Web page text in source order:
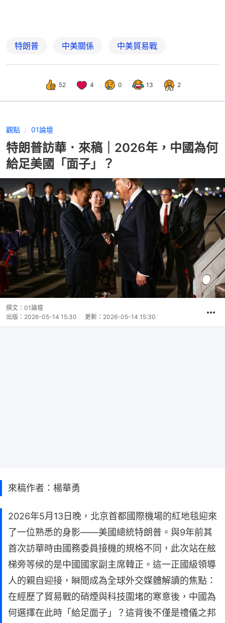
特朗普 中美關係 中美貿易戰
52 4 0 13 2
觀點 01論壇
特朗普訪華．來稿｜2026年，中國為何
給足美國「面子」？
撰文： 01論壇
出版： 2026-05-14 15:30 更新： 2026-05-14 15:30
來稿作者：楊華勇
2026年5月13日晚，北京首都國際機場的紅地毯迎來
了一位熟悉的身影——美國總統特朗普。與9年前其
首次訪華時由國務委員接機的規格不同，此次站在舷
梯旁等候的是中國國家副主席韓正。這一正國級領導
人的親自迎接，瞬間成為全球外交媒體解讀的焦點：
在經歷了貿易戰的硝煙與科技圍堵的寒意後，中國為
何選擇在此時「給足面子」？這背後不僅是禮儀之邦